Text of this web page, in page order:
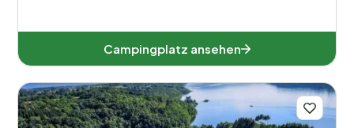
Niederlande (4)
Campingplatz ansehen